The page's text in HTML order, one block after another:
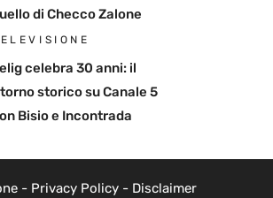
di Checco Zalone
celebra 30 anni: il
storico su Canale 5
Bisio e Incontrada
- Privacy Policy- Disclaimer